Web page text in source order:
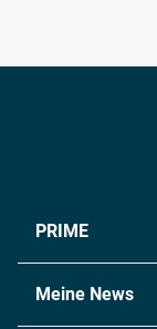
PRIME
Meine News